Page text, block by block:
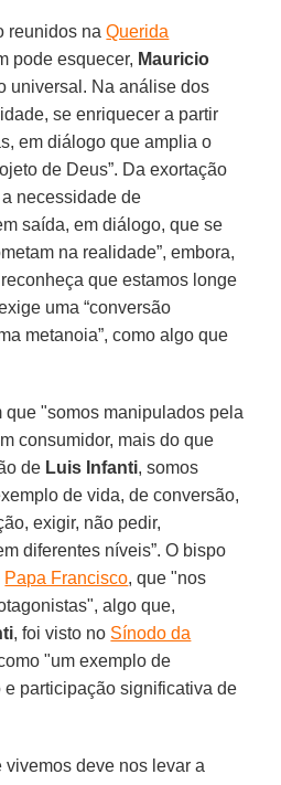
reunidos naQuerida
pode esquecer, Mauricio
universal. Na análise dos
se enriquecer a partir
em diálogo que amplia o
de Deus”. Da exortação
necessidade de
saída, em diálogo, que se
na realidade”, embora,
que estamos longe
uma “conversão
metanoia”, como algo que
que "somos manipulados pela
consumidor, mais do que
de Luis Infanti, somos
de vida, de conversão,
exigir, não pedir,
diferentes níveis”. O bispo
Papa Francisco, que "nos
algo que,
, foi visto no Sínodo da
"um exemplo de
participação significativa de
vivemos deve nos levar a